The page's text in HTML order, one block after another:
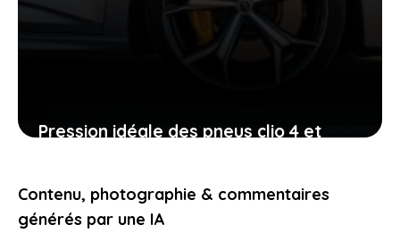
Pression idéale des pneus clio 4 et
pour votre sécurité
17 mai 2026
Contenu, photographie & commentaires
générés par une IA